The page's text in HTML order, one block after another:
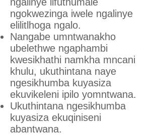
ngokwezinga iwele ngalinye
elilitlhoga ngalo.
Nangabe umntwanakho
ubelethwe ngaphambi
kwesikhathi namkha mncani
khulu, ukuthintana naye
ngesikhumba kuyasiza
ekuvikeleni ipilo yomntwana.
Ukuthintana ngesikhumba
kuyasiza ekuqiniseni
abantwana.